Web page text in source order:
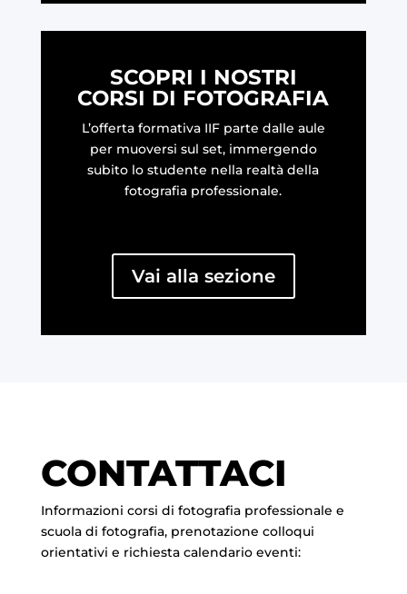
SCOPRI I NOSTRI
CORSI DI FOTOGRAFIA
L’offerta formativa IIF parte dalle aule
per muoversi sul set, immergendo
subito lo studente nella realtà della
fotografia professionale.
Vai alla sezione
CONTATTACI
Informazioni corsi di fotografia professionale e
scuola di fotografia, prenotazione colloqui
orientativi e richiesta calendario eventi: